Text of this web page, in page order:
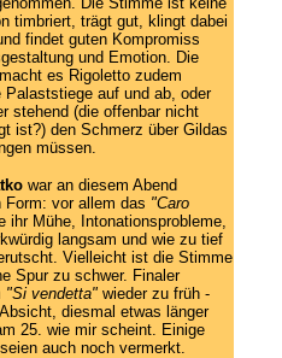
timbriert, trägt gut, klingt dabei
findet guten Kompromiss
und Emotion. Die
es Rigoletto zudem
Palaststiege auf und ab, oder
stehend (die offenbar nicht
ist?) den Schmerz über Gildas
müssen.
war an diesem Abend
Form: vor allem das "Caro
ihr Mühe, Intonationsprobleme,
langsam und wie zu tief
Vielleicht ist die Stimme
Spur zu schwer. Finaler
"Si vendetta" wieder zu früh -
diesmal etwas länger
25. wie mir scheint. Einige
auch noch vermerkt.